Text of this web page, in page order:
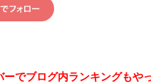
でブログ内ランキングも